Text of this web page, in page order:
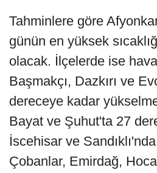
Tahminlere göre
günün en yüksek
olacak. İlçelerde ise hava
Başmakçı, Dazkırı ve
dereceye kadar
Bayat ve Şuhut'ta 27
İscehisar ve
Çobanlar, Emirdağ,